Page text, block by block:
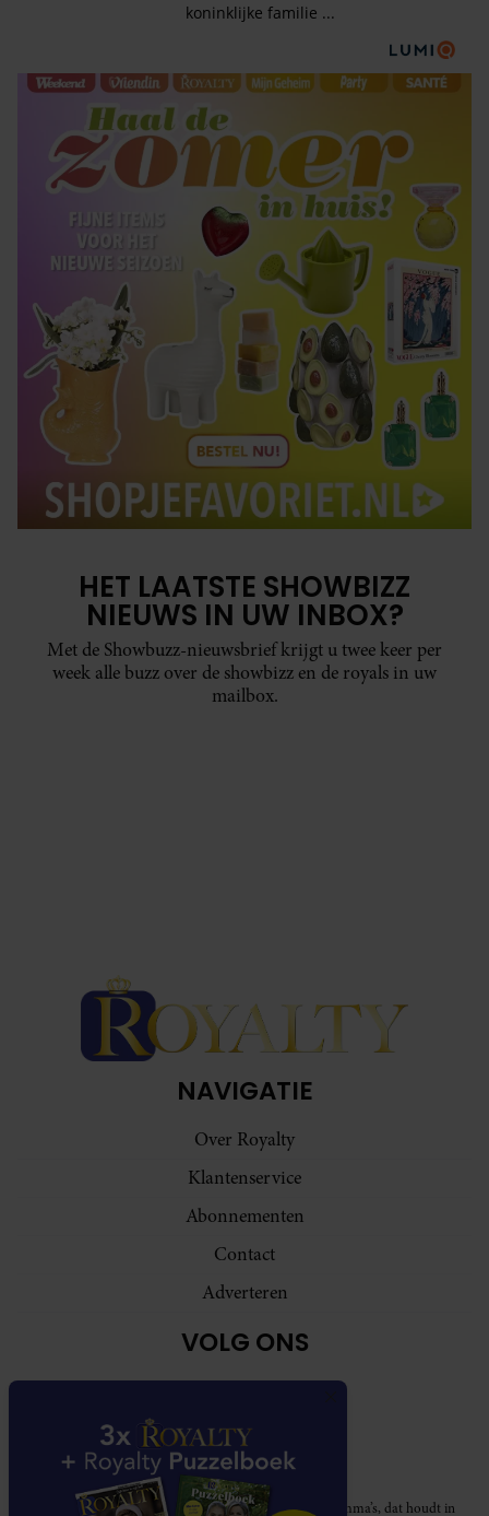
HET LAATSTE SHOWBIZZ
NIEUWS IN UW INBOX?
Met de Showbuzz-nieuwsbrief krijgt u twee keer per
week alle buzz over de showbizz en de royals in uw
mailbox.
NAVIGATIE
Over Royalty
Klantenservice
Abonnementen
Contact
Adverteren
VOLG ONS
Royalty participeert in diverse affiliate marketing programma’s, dat houdt in